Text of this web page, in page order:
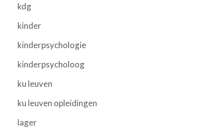
kdg
kinder
kinderpsychologie
kinderpsycholoog
ku leuven
ku leuven opleidingen
lager